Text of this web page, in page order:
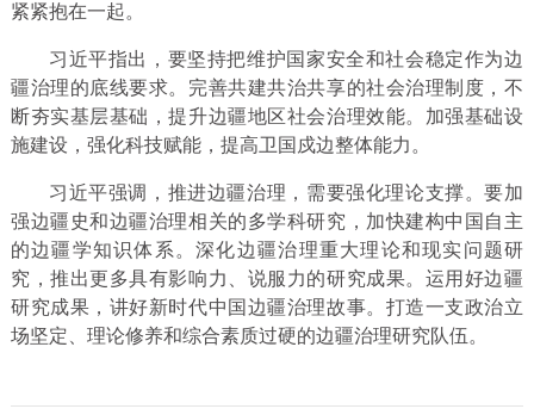
紧紧抱在一起。
习近平指出，要坚持把维护国家安全和社会稳定作为边
疆治理的底线要求。完善共建共治共享的社会治理制度，不
断夯实基层基础，提升边疆地区社会治理效能。加强基础设
施建设，强化科技赋能，提高卫国戍边整体能力。
习近平强调，推进边疆治理，需要强化理论支撑。要加
强边疆史和边疆治理相关的多学科研究，加快建构中国自主
的边疆学知识体系。深化边疆治理重大理论和现实问题研
究，推出更多具有影响力、说服力的研究成果。运用好边疆
研究成果，讲好新时代中国边疆治理故事。打造一支政治立
场坚定、理论修养和综合素质过硬的边疆治理研究队伍。